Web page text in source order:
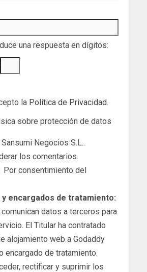
una respuesta en dígitos:
la Política de Privacidad.
sobre protección de datos
Sansumi Negocios S.L..
los comentarios.
Por consentimiento del
encargados de tratamiento:
datos a terceros para
El Titular ha contratado
alojamiento web a Godaddy
encargado de tratamiento.
rectificar y suprimir los